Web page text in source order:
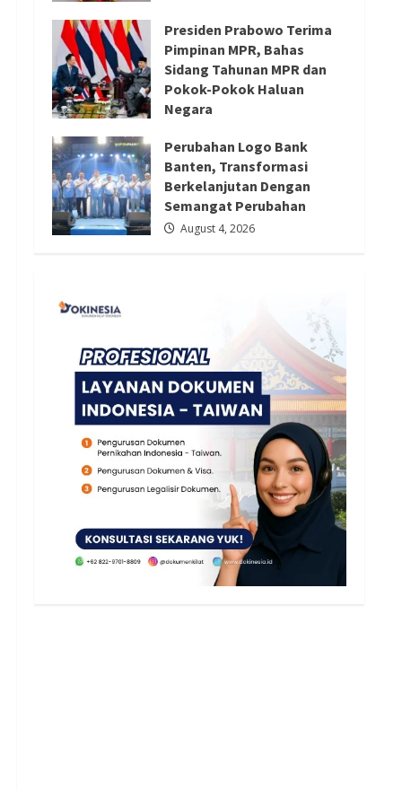
Presiden Prabowo Terima
Pimpinan MPR, Bahas
Sidang Tahunan MPR dan
Pokok-Pokok Haluan
Negara
Perubahan Logo Bank
Banten, Transformasi
Berkelanjutan Dengan
Semangat Perubahan
August 4, 2026